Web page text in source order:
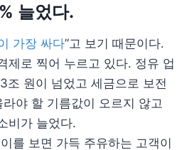
늘었다.
가장 싸다”고 보기 때문이다.
제로 찍어 누르고 있다. 정유 업
조 원이 넘었고 세금으로 보전
야 할 기름값이 오르지 않고
비가 늘었다.
를 보면 가득 주유하는 고객이